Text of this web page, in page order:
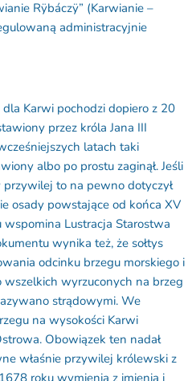
administracyjnie
Karwi pochodzi dopiero z 20
przez króla Jana III
latach taki
albo po prostu zaginął. Jeśli
to na pewno dotyczył
osady powstające od końca XV
Lustracja Starostwa
wynika też, że sołtys
odcinku brzegu morskiego i
wyrzuconych na brzeg
strądowymi. We
na wysokości Karwi
Obowiązek ten nadał
właśnie przywilej królewski z
roku wymienia z imienia i